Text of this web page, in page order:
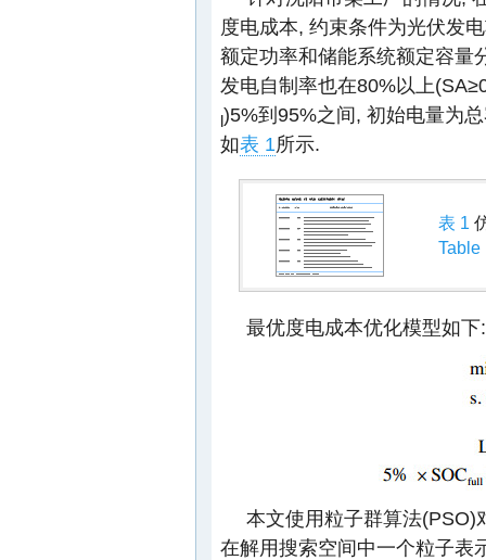
度电成本, 约束条件为光伏发
额定功率和储能系统额定容量
发电自制率也在80%以上
l)5%到95%之间, 初始电量为
如表 1所示.
表 1
Table
最优度电成本优化模型如下:
本文使用粒子群算法(PSO)
在解用搜索空间中一个粒子表